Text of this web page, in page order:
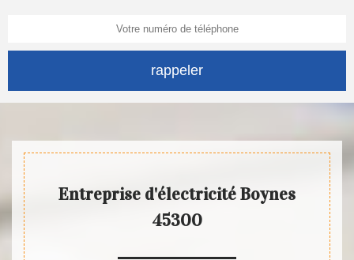
Entreprise d'électricité Boynes
45300